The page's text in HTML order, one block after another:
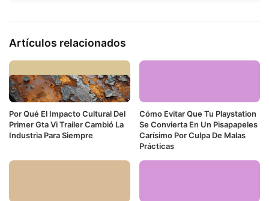
Artículos relacionados
Por Qué El Impacto Cultural Del
Primer Gta Vi Trailer Cambió La
Industria Para Siempre
Cómo Evitar Que Tu Playstation
Se Convierta En Un Pisapapeles
Carísimo Por Culpa De Malas
Prácticas